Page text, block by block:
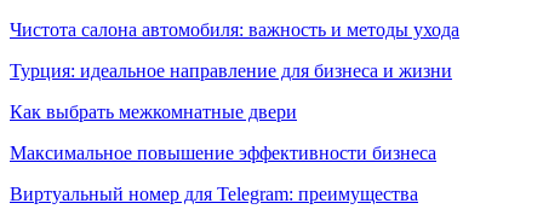
Чистота салона автомобиля: важность и методы ухода
Турция: идеальное направление для бизнеса и жизни
Как выбрать межкомнатные двери
Максимальное повышение эффективности бизнеса
Виртуальный номер для Telegram: преимущества